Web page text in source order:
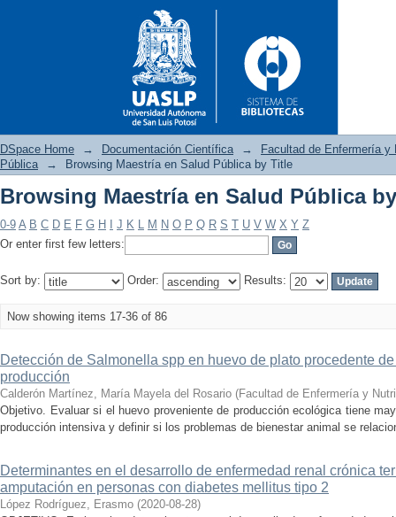
Browsing Maestría en Salud
DSpace Home → Documentación Científica →
Facultad de Enfermería y
Pública
→ Browsing Maestría en Salud Pública by Title
Browsing Maestría en Salud Pública
0-9 A B C D E F G H J K L M N O P Q R S T U V W X Y Z
Or enter first few letters:
Sort by: Order: Results:
Now showing items 17-36 of 86
Detección de Salmonella spp en huevo de plato procedente
producción
Calderón Martínez, María Mayela del Rosario (Facultad de Enfermería y
Objetivo. Evaluar si el huevo proveniente de producción ecológica tiene
producción intensiva y definir si los problemas de bienestar animal se
Determinantes en el desarrollo de enfermedad renal crónica
amputación en personas con diabetes mellitus tipo 2
López Rodríguez, Erasmo (2020-08-28)